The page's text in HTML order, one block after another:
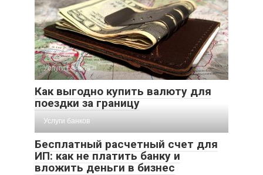
Услуги банков
Как выгодно купить валюту для
поездки за границу
Услуги банков
Бесплатный расчетный счет для
ИП: как не платить банку и
вложить деньги в бизнес